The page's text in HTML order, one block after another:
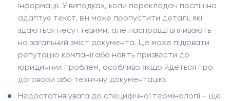
інформації. У випадках, коли перекладач поспішно
адаптує текст, він може пропустити деталі, які
здаються несуттєвими, але насправді впливають
на загальний зміст документа. Це може підірвати
репутацію компанії або навіть призвести до
юридичних проблем, особливо якщо йдеться про
договори або технічну документацію.
Недостатня увага до специфічної термінології – ще